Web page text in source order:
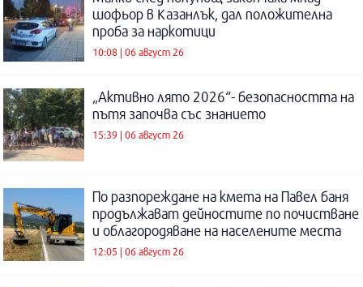
шофьор в Казанлък, дал положителна
проба за наркотици
10:08 | 06 август 26
„Активно лято 2026“- безопасността на
пътя започва със знанието
15:39 | 06 август 26
По разпореждане на кмета на Павел баня
продължават дейностите по почистване
и облагородяване на населените места
12:05 | 06 август 26